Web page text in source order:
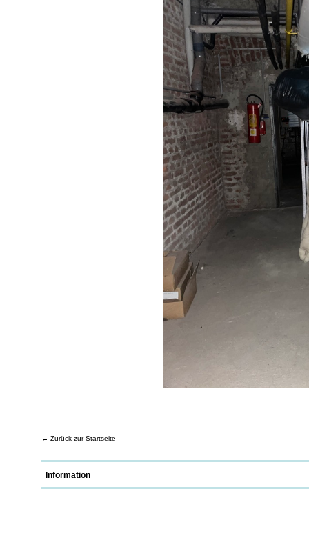
← Zurück zur Startseite
Information